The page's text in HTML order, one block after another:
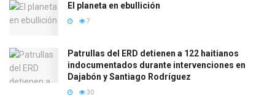
El planeta en ebullición
7
Patrullas del ERD detienen a 122 haitianos
indocumentados durante intervenciones en
Dajabón y Santiago Rodríguez
30